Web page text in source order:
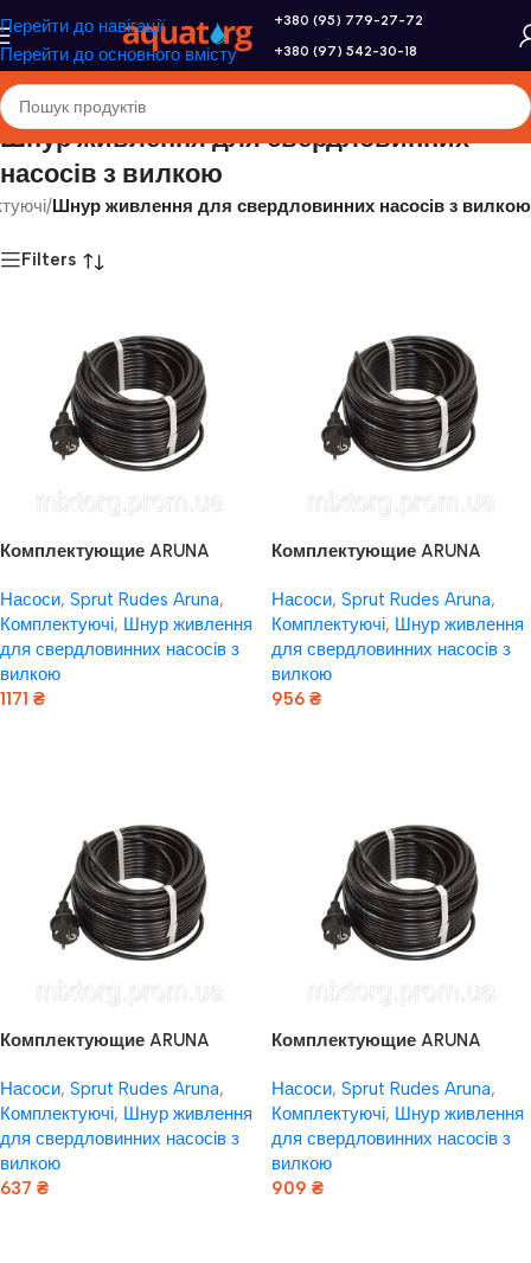
Перейти до навігації
Перейти до основного вмісту
+380 (95) 779-27-72
+380 (97) 542-30-18
Шнур живлення для свердловинних
насосів з вилкою
/Шнур живлення для свердловинних насосів з вилкою
Filters
Комплектующие ARUNA
свердловинних насосів з
вилкою 3 × 0,75мм2 – 50м
Насоси, Sprut Rudes Aruna,
Комплектуючі, Шнур живлення
для свердловинних насосів з
вилкою
1171 ₴
Комплектующие ARUNA
свердловинних насосів з
вилкою 3 × 0,75мм2 – 40м
Насоси, Sprut Rudes Aruna,
Комплектуючі, Шнур живлення
для свердловинних насосів з
вилкою
956 ₴
Комплектующие ARUNA
свердловинних насосів з
вилкою 3 × 1,0мм2 – 20м
Насоси, Sprut Rudes Aruna,
Комплектуючі, Шнур живлення
для свердловинних насосів з
вилкою
637 ₴
Комплектующие ARUNA
свердловинних насосів з
вилкою 3 × 1,0мм2 – 30м
Насоси, Sprut Rudes Aruna,
Комплектуючі, Шнур живлення
для свердловинних насосів з
вилкою
909 ₴